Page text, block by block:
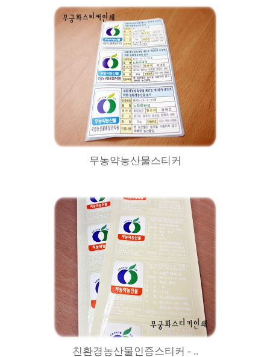
무농약농산물스티커
친환경농산물인증스티커 - ..